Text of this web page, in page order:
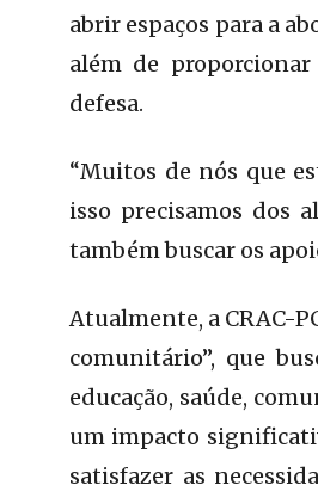
abrir espaços para a
além de
defesa.
“Muitos de nós que
isso precisamos dos
também buscar os
Atualmente, a CRAC-
comunitário”, que
educação, saúde,
um impacto
satisfazer as